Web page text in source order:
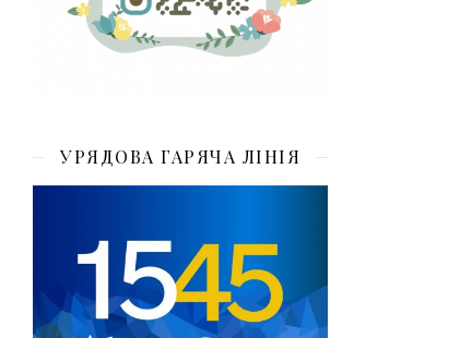
УРЯДОВА ГАРЯЧА ЛІНІЯ